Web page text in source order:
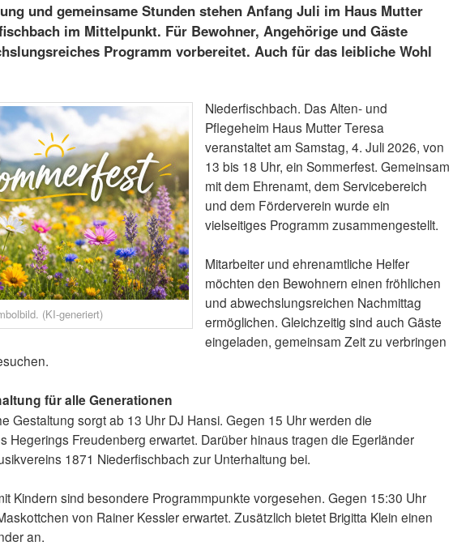
und gemeinsame Stunden stehen Anfang Juli im Haus Mutter
im Mittelpunkt. Für Bewohner, Angehörige und Gäste
Programm vorbereitet. Auch für das leibliche Wohl
(KI-generiert)
Niederfischbach. Das Alten- und
Pflegeheim Haus Mutter Teresa
veranstaltet am Samstag, 4. Juli 2026, von
13 bis 18 Uhr, ein Sommerfest. Gemeinsam
mit dem Ehrenamt, dem Servicebereich
und dem Förderverein wurde ein
vielseitiges Programm zusammengestellt.
Mitarbeiter und ehrenamtliche Helfer
möchten den Bewohnern einen fröhlichen
und abwechslungsreichen Nachmittag
ermöglichen. Gleichzeitig sind auch Gäste
eingeladen, gemeinsam Zeit zu verbringen
für alle Generationen
Gestaltung sorgt ab 13 Uhr DJ Hansi. Gegen 15 Uhr werden die
Hegerings Freudenberg erwartet. Darüber hinaus tragen die Egerländer
1871 Niederfischbach zur Unterhaltung bei.
Kindern sind besondere Programmpunkte vorgesehen. Gegen 15:30 Uhr
von Rainer Kessler erwartet. Zusätzlich bietet Brigitta Klein einen
an.